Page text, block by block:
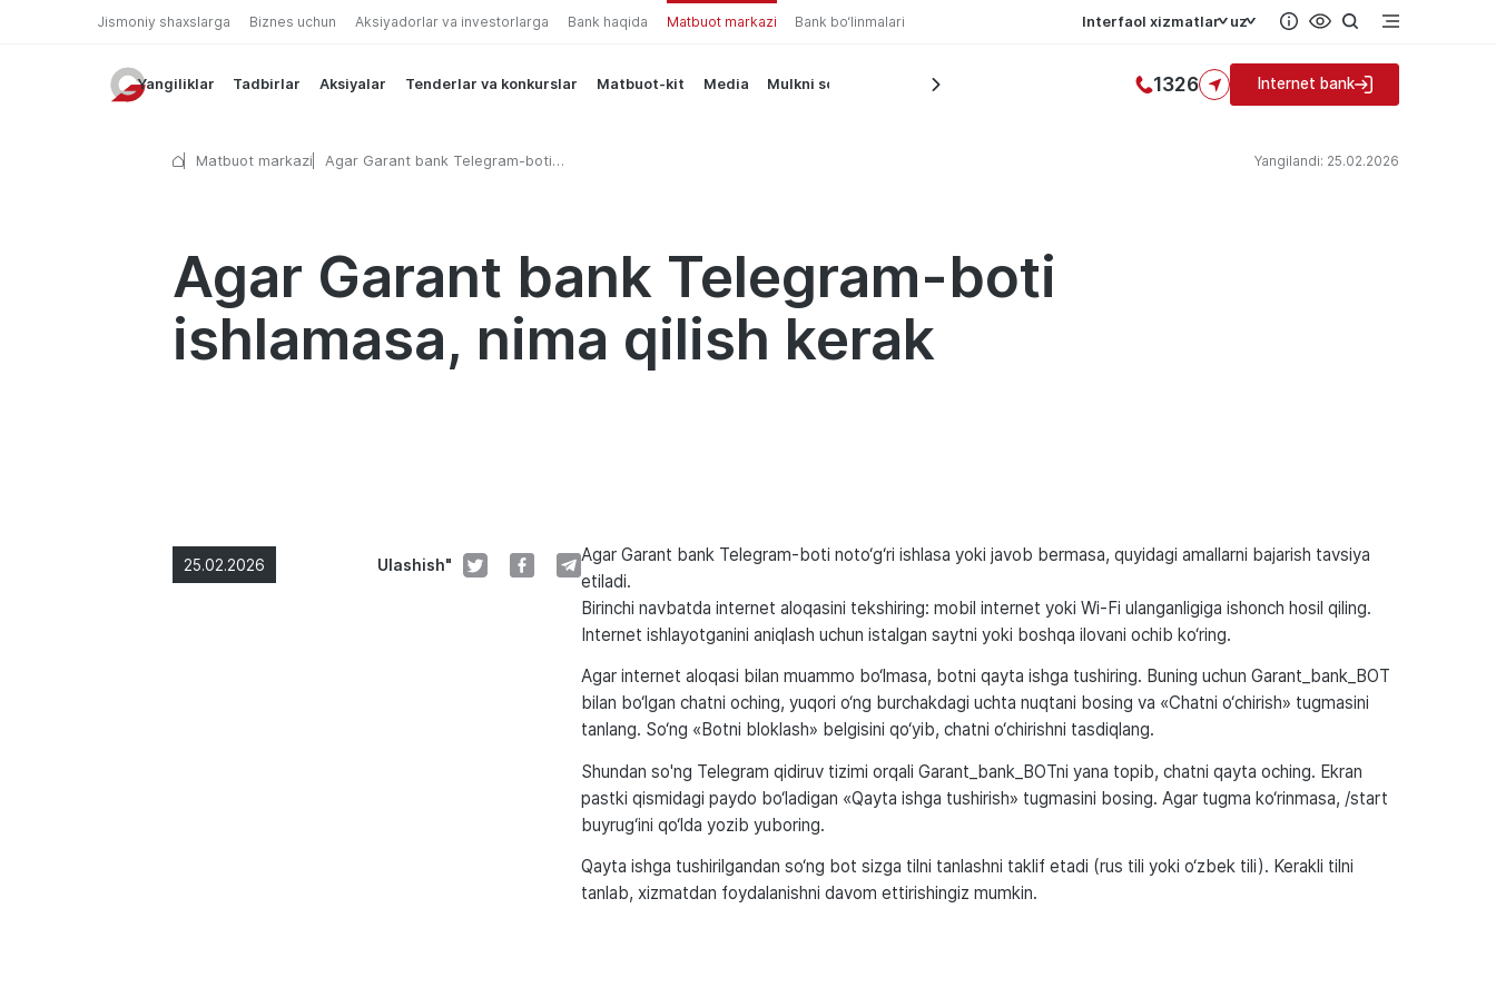
Jismoniy shaxslarga Biznes uchun Aksiyadorlar va investorlarga Bank haqida Matbuot markazi Bank bo‘linmalari Interfaol xizmatlar uz
Yangiliklar Tadbirlar Aksiyalar Tenderlar va konkurslar Matbuot-kit Media Mulkni sotish 1326 Internet bank
Matbuot markazi
Agar Garant bank Telegram-boti
Yangilandi: 25.02.2026
Agar Garant bank Telegram-boti
ishlamasa, nima qilish kerak
25.02.2026 Ulashish"
Agar Garant bank Telegram-boti noto‘g‘ri ishlasa yoki javob bermasa, quyidagi amallarni bajarish tavsiya
etiladi.
Birinchi navbatda internet aloqasini tekshiring: mobil internet yoki Wi-Fi ulanganligiga ishonch hosil qiling.
Internet ishlayotganini aniqlash uchun istalgan saytni yoki boshqa ilovani ochib ko‘ring.
Agar internet aloqasi bilan muammo bo‘lmasa, botni qayta ishga tushiring. Buning uchun Garant_bank_BOT
bilan bo‘lgan chatni oching, yuqori o‘ng burchakdagi uchta nuqtani bosing va «Chatni o‘chirish» tugmasini
tanlang. So‘ng «Botni bloklash» belgisini qo‘yib, chatni o‘chirishni tasdiqlang.
Shundan so'ng Telegram qidiruv tizimi orqali Garant_bank_BOTni yana topib, chatni qayta oching. Ekran
pastki qismidagi paydo bo‘ladigan «Qayta ishga tushirish» tugmasini bosing. Agar tugma ko‘rinmasa, /start
buyrug‘ini qo‘lda yozib yuboring.
Qayta ishga tushirilgandan so‘ng bot sizga tilni tanlashni taklif etadi (rus tili yoki o‘zbek tili). Kerakli tilni
tanlab, xizmatdan foydalanishni davom ettirishingiz mumkin.